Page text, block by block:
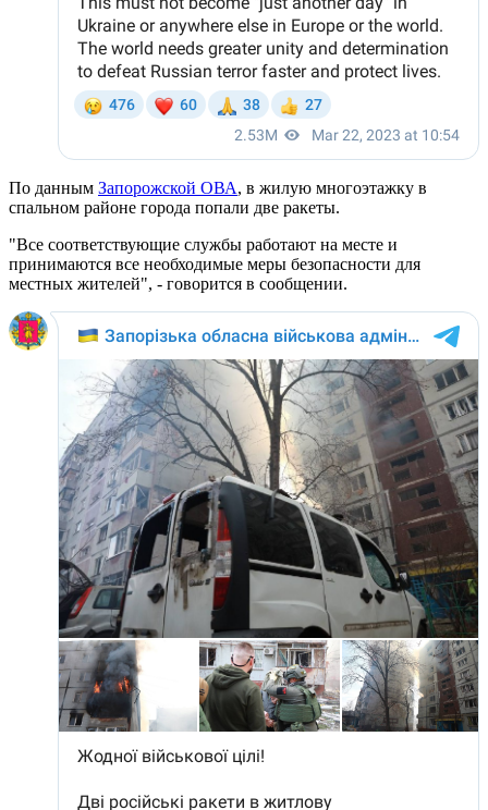
По данным Запорожской ОВА, в жилую многоэтажку в
спальном районе города попали две ракеты.
"Все соответствующие службы работают на месте и
принимаются все необходимые меры безопасности для
местных жителей", - говорится в сообщении.